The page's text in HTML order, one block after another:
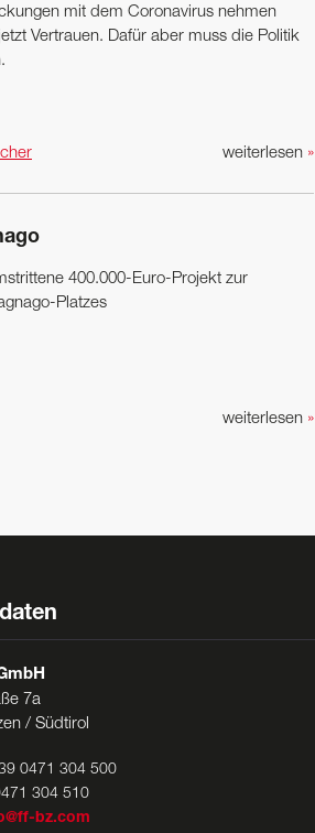
mit dem Coronavirus nehmen
Vertrauen. Dafür aber muss die Politik
weiterlesen »
400.000-Euro-Projekt zur
Platzes
weiterlesen »
7a
/ Südtirol
0471 304 500
304 510
bz.com